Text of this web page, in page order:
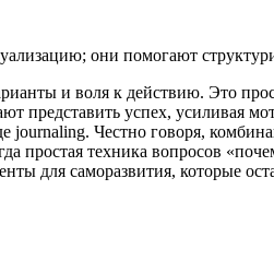
они помогают
и воля к действию. Это
успех, усиливая
Честно говоря,
простая техника вопросов
для саморазвития, которые